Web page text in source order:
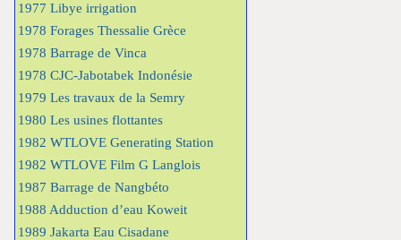
1977 Libye irrigation
1978 Forages Thessalie Grèce
1978 Barrage de Vinca
1978 CJC-Jabotabek Indonésie
1979 Les travaux de la Semry
1980 Les usines flottantes
1982 WTLOVE Generating Station
1982 WTLOVE Film G Langlois
1987 Barrage de Nangbéto
1988 Adduction d’eau Koweit
1989 Jakarta Eau Cisadane